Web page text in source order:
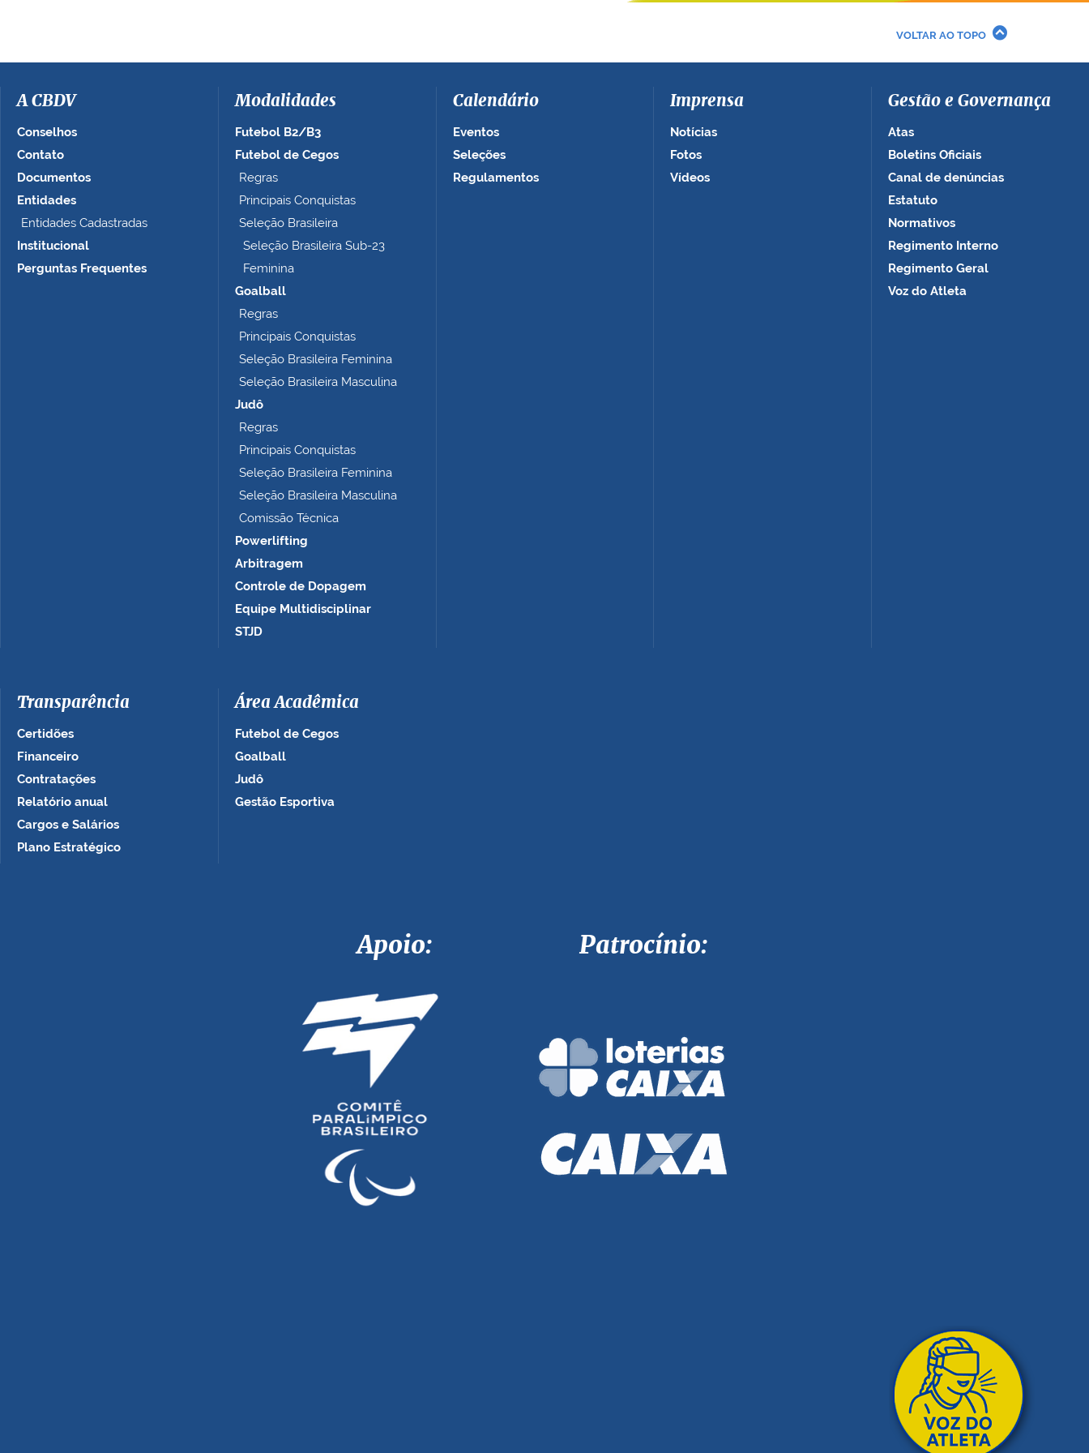
i
n
VOLTAR AO TOPO
A CBDV
Conselhos
Contato
Documentos
Entidades
Entidades Cadastradas
Institucional
Perguntas Frequentes
Modalidades
Futebol B2/B3
Futebol de Cegos
Regras
Principais Conquistas
Seleção Brasileira
Seleção Brasileira Sub-23
Feminina
Goalball
Regras
Principais Conquistas
Seleção Brasileira Feminina
Seleção Brasileira Masculina
Judô
Regras
Principais Conquistas
Seleção Brasileira Feminina
Seleção Brasileira Masculina
Comissão Técnica
Powerlifting
Arbitragem
Controle de Dopagem
Equipe Multidisciplinar
STJD
Calendário
Eventos
Seleções
Regulamentos
Imprensa
Notícias
Fotos
Vídeos
Gestão e Governança
Atas
Boletins Oficiais
Canal de denúncias
Estatuto
Normativos
Regimento Interno
Regimento Geral
Voz do Atleta
Transparência
Certidões
Financeiro
Contratações
Relatório anual
Cargos e Salários
Plano Estratégico
Área Acadêmica
Futebol de Cegos
Goalball
Judô
Gestão Esportiva
Apoio: Patrocínio: